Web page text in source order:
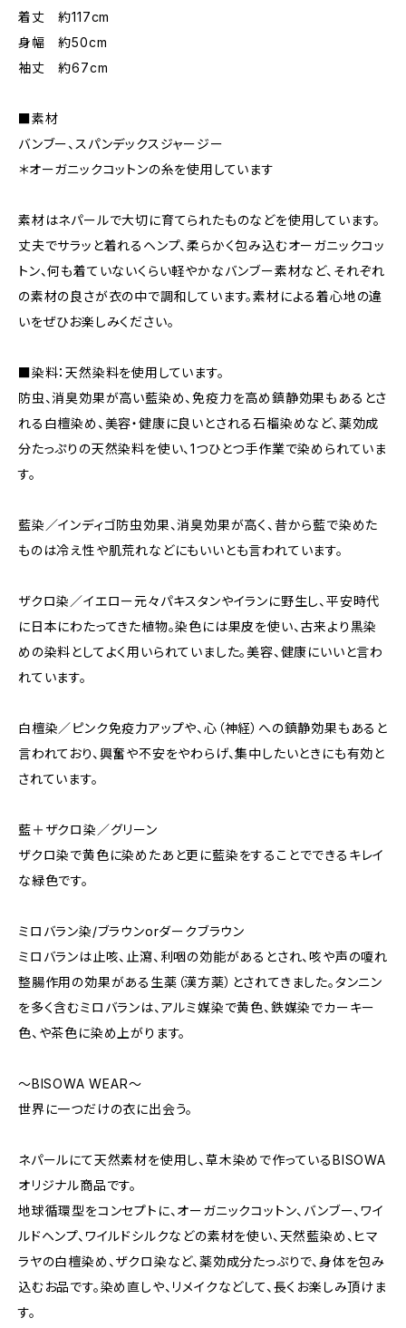
着丈 約117cm
身幅 約50cm
袖丈 約67cm
■素材
バンブー、スパンデックスジャージー
＊オーガニックコットンの糸を使用しています
素材はネパールで大切に育てられたものなどを使用しています。
丈夫でサラッと着れるヘンプ、柔らかく包み込むオーガニックコッ
トン、何も着ていないくらい軽やかなバンブー素材など、それぞれ
の素材の良さが衣の中で調和しています。素材による着心地の違
いをぜひお楽しみください。
■染料：天然染料を使用しています。
防虫、消臭効果が高い藍染め、免疫力を高め鎮静効果もあるとさ
れる白檀染め、美容・健康に良いとされる石榴染めなど、薬効成
分たっぷりの天然染料を使い、1つひとつ手作業で染められていま
す。
藍染／インディゴ防虫効果、消臭効果が高く、昔から藍で染めた
ものは冷え性や肌荒れなどにもいいとも言われています。
ザクロ染／イエロー元々パキスタンやイランに野生し、平安時代
に日本にわたってきた植物。染色には果皮を使い、古来より黒染
めの染料としてよく用いられていました。美容、健康にいいと言わ
れています。
白檀染／ピンク免疫力アップや、心（神経）への鎮静効果もあると
言われており、興奮や不安をやわらげ、集中したいときにも有効と
されています。
藍＋ザクロ染／グリーン
ザクロ染で黄色に染めたあと更に藍染をすることでできるキレイ
な緑色です。
ミロバラン染/ブラウンorダークブラウン
ミロバランは止咳、止瀉、利咽の効能があるとされ、咳や声の嗄れ
整腸作用の効果がある生薬（漢方薬）とされてきました。タンニン
を多く含むミロバランは、アルミ媒染で黄色、鉄媒染でカーキー
色、や茶色に染め上がります。
～BISOWA WEAR～
世界に一つだけの衣に出会う。
ネパールにて天然素材を使用し、草木染めで作っているBISOWA
オリジナル商品です。
地球循環型をコンセプトに、オーガニックコットン、バンブー、ワイ
ルドヘンプ、ワイルドシルクなどの素材を使い、天然藍染め、ヒマ
ラヤの白檀染め、ザクロ染など、薬効成分たっぷりで、身体を包み
込むお品です。染め直しや、リメイクなどして、長くお楽しみ頂けま
す。